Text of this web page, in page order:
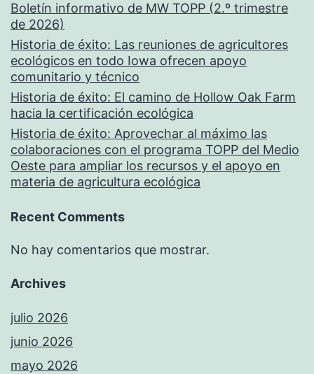
Boletín informativo de MW TOPP (2.º trimestre
de 2026)
Historia de éxito: Las reuniones de agricultores
ecológicos en todo Iowa ofrecen apoyo
comunitario y técnico
Historia de éxito: El camino de Hollow Oak Farm
hacia la certificación ecológica
Historia de éxito: Aprovechar al máximo las
colaboraciones con el programa TOPP del Medio
Oeste para ampliar los recursos y el apoyo en
materia de agricultura ecológica
Recent Comments
No hay comentarios que mostrar.
Archives
julio 2026
junio 2026
mayo 2026